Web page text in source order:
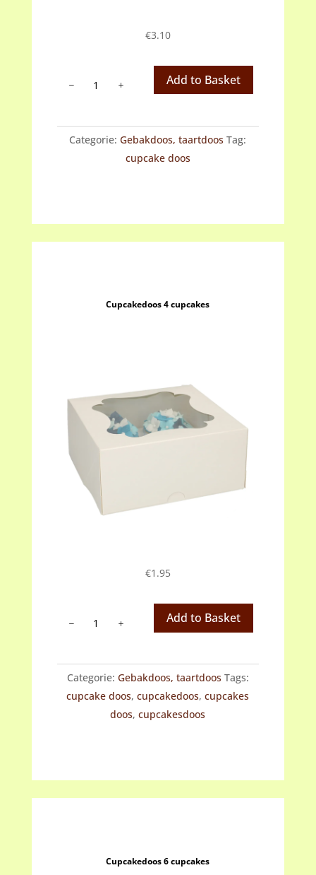
€3.10
aantal
Add to Basket
Categorie: Gebakdoos, taartdoos Tag:
cupcake doos
Cupcakedoos 4 cupcakes
€1.95
aantal
Add to Basket
Categorie: Gebakdoos, taartdoos Tags:
cupcake doos,cupcakedoos,cupcakes
doos,cupcakesdoos
Cupcakedoos 6 cupcakes